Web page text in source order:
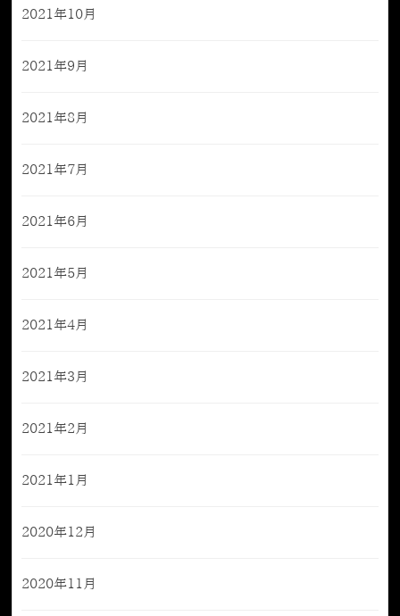
2021年10月
2021年9月
2021年8月
2021年7月
2021年6月
2021年5月
2021年4月
2021年3月
2021年2月
2021年1月
2020年12月
2020年11月